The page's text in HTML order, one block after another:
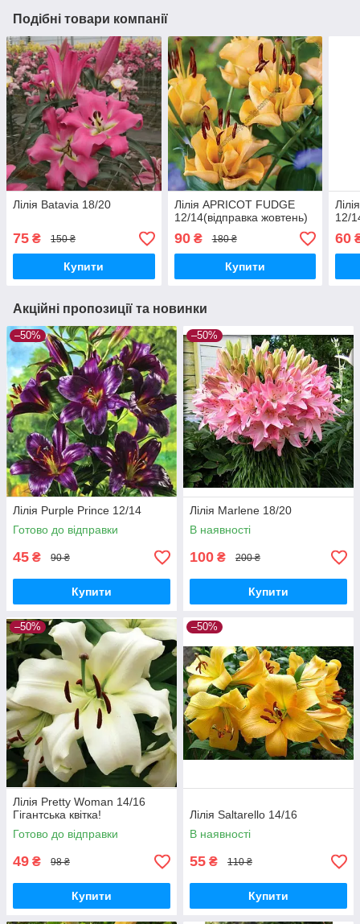
Подібні товари компанії
Лілія Batavia 18/20
75 ₴ 150 ₴
Купити
Лілія APRICOT FUDGE
12/14(відправка жовтень)
90₴ 180 ₴
Купити
12/
60
Акційні пропозиції та новинки
–50%
Лілія Purple Prince 12/14
Готово до відправки
45 ₴ 90 ₴
Купити
–50%
Лілія Marlene 18/20
В наявності
100 ₴ 200 ₴
Купити
–50%
Лілія Pretty Woman 14/16
Гігантська квітка!
Готово до відправки
49 ₴ 98 ₴
Купити
–50%
Лілія Saltarello 14/16
В наявності
55 ₴ 110 ₴
Купити